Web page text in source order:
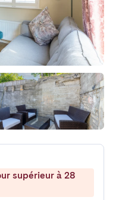
supérieur à 28